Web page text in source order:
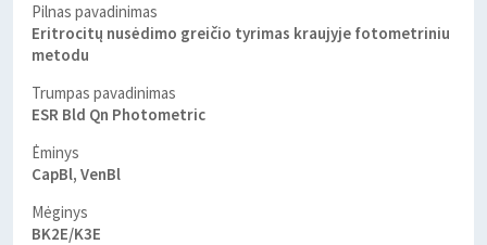
Pilnas pavadinimas
Eritrocitų nusėdimo greičio tyrimas kraujyje fotometriniu
metodu
Trumpas pavadinimas
ESR Bld Qn Photometric
Ėminys
CapBl, VenBl
Mėginys
BK2E/K3E